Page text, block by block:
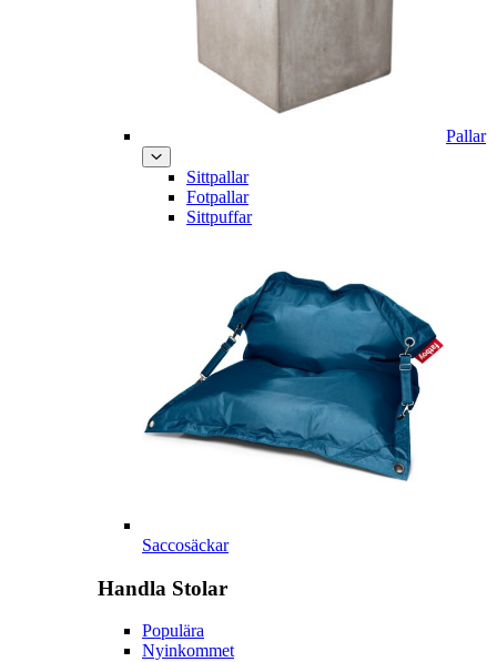
Pallar
Sittpallar
Fotpallar
Sittpuffar
Saccosäckar
Handla Stolar
Populära
Nyinkommet